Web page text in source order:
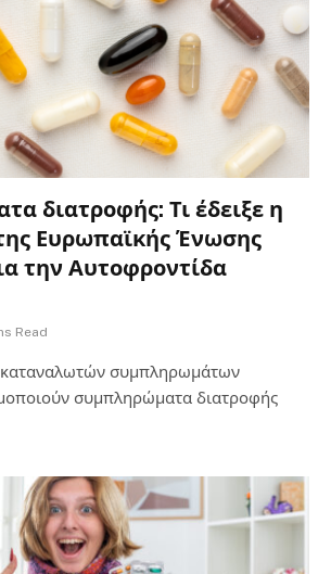
διατροφής: Τι έδειξε η
Ευρωπαϊκής Ένωσης
την Αυτοφροντίδα
Read
καταναλωτών συμπληρωμάτων
συμπληρώματα διατροφής